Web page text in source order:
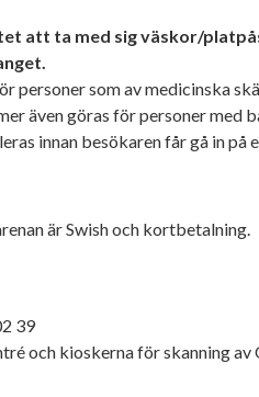
att ta med sig väskor/
personer som av medicinska
även göras för personer med
innan besökaren får gå in på
är Swish och kortbetalning.
39
och kioskerna för skanning av